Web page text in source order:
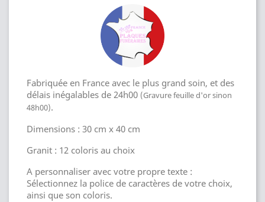
Fabriquée en France avec le plus grand soin, et des
délais inégalables de 24h00 (Gravure feuille d'or sinon
48h00).
Dimensions : 30 cm x 40 cm
Granit : 12 coloris au choix
A personnaliser avec votre propre texte :
Sélectionnez la police de caractères de votre choix,
ainsi que son coloris.